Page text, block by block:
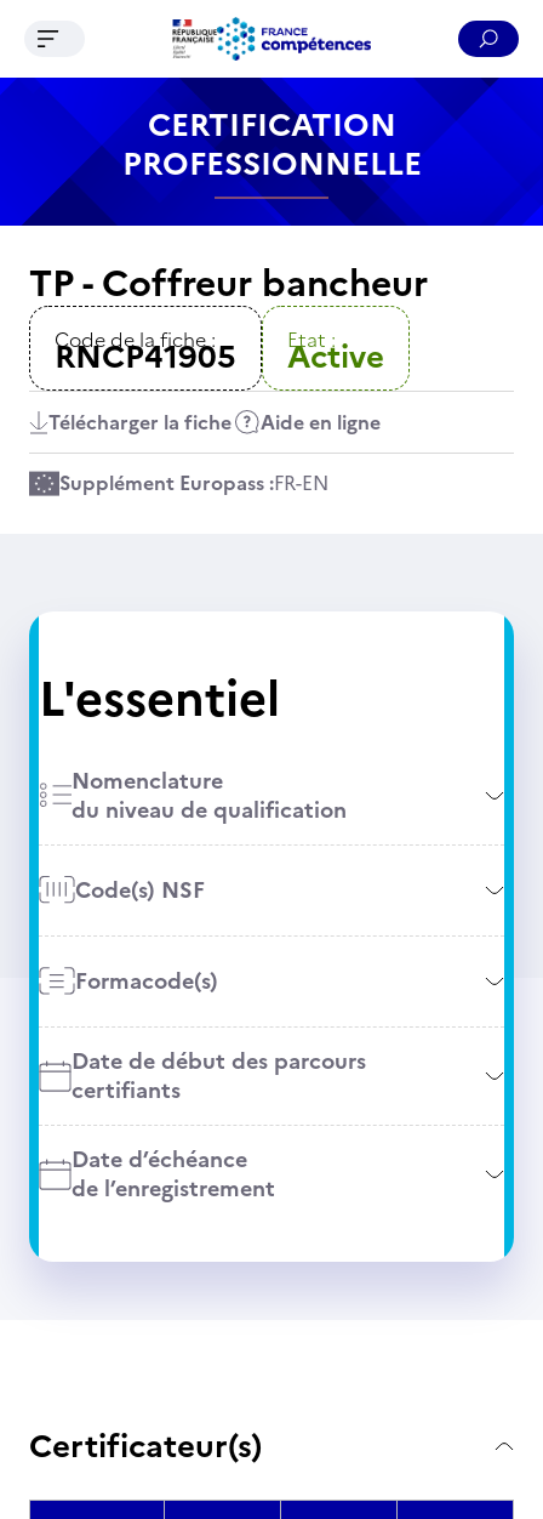
Contenu Recherche Menu Pied de page
Ouvrir le menu de navigation
CERTIFICATION
PROFESSIONNELLE
TP - Coffreur bancheur
Code de la fiche :
RNCP41905 Etat :
Active
Télécharger la fiche Aide en ligne
Supplément Europass :FR-EN
L'essentiel
Nomenclature
du niveau de qualification
Code(s) NSF
Formacode(s)
Date de début des parcours
certifiants
Date d’échéance
de l’enregistrement
Certificateur(s)